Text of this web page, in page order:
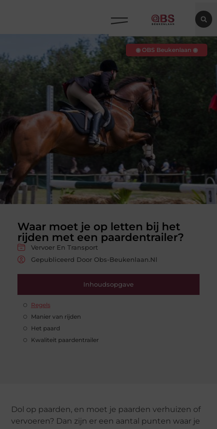
Waar moet je op letten bij het
rijden met een paardentrailer?
Vervoer En Transport
Gepubliceerd Door Obs-Beukenlaan.nl
Inhoudsopgave
Regels
Manier van rijden
Het paard
Kwaliteit paardentrailer
◉ OBS Beukenlaan ◉
Dol op paarden, en moet je paarden verhuizen of
vervoeren? Dan zijn er een aantal punten waar je